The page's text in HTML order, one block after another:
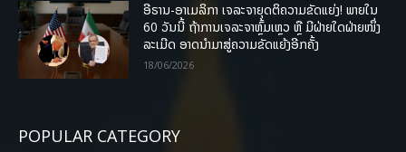
ອີຣານ-ອາເມລິກາ ເຈລະຈາຍຸດຕິຄວາມຂັດແຍ່ງ! ພາຍໃນ
60 ວັນນີ້ ຖ້າການເຈລະຈາຫຼົ້ມເຫຼວ ຫຼື ມີຝ່າຍໃດຝ່າຍໜຶ່ງ
ລະເມີດ ອາດນໍາມາສູ່ຄວາມຂັດແຍ້ງອີກຄັ້ງ
18/06/2026
POPULAR CATEGORY